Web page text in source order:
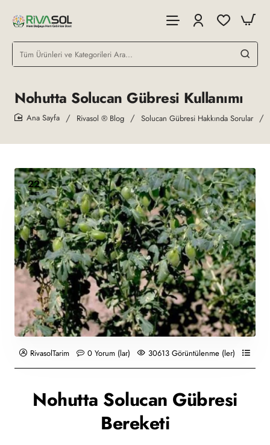
Tüm
Ürünleri
Kategorileri
Ara...
Nohutta Solucan Gübresi Kullanımı
Rivasol ® Blog Solucan Gübresi Hakkında Sorular
22
Tem
RivasolTarim 0 Yorum (lar) 30613 Görüntülenme (ler)
Nohutta Solucan Gübresi
Bereketi